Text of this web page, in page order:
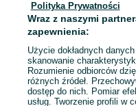
Mapa miejscowości
Mapa ministron
Popularne wyszukiwania
Polityka Prywatności
Wraz z naszymi
zapewnienia:
Użycie dokładnych
skanowanie
Rozumienie odbiorców
różnych źródeł.
dostęp do nich. Pomiar
usług. Tworzenie profili w